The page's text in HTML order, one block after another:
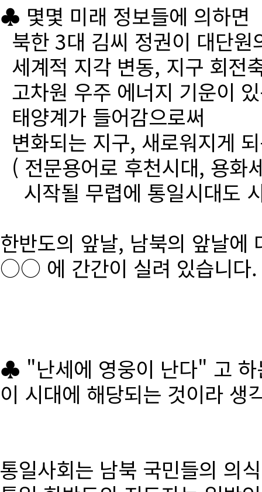
♣ 몇몇 미래 정보들에 의하면
북한 3대 김씨 정권이 대단
세계적 지각 변동, 지구 회전
고차원 우주 에너지 기운이
태양계가 들어감으로써
변화되는 지구, 새로워지게
( 전문용어로 후천시대, 용화
시작될 무렵에 통일시대도
한반도의 앞날, 남북의 앞날에
○○ 에 간간이 실려 있습니다.
♣ "난세에 영웅이 난다" 고 하
이 시대에 해당되는 것이라 생
통일사회는 남북 국민들의 의